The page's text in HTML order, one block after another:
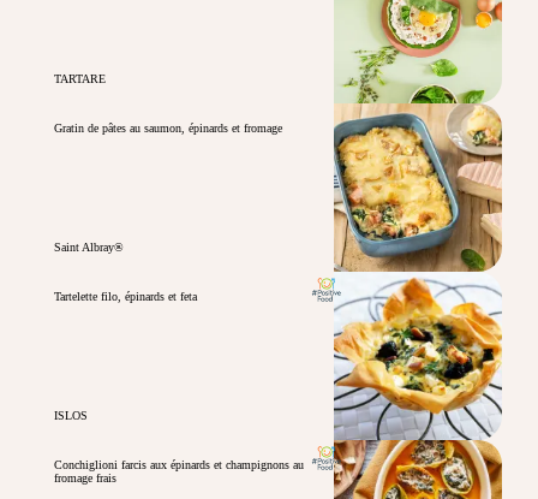
TARTARE
Gratin de pâtes au saumon, épinards et fromage
Saint Albray®
Tartelette filo, épinards et feta
ISLOS
Conchiglioni farcis aux épinards et champignons au
fromage frais